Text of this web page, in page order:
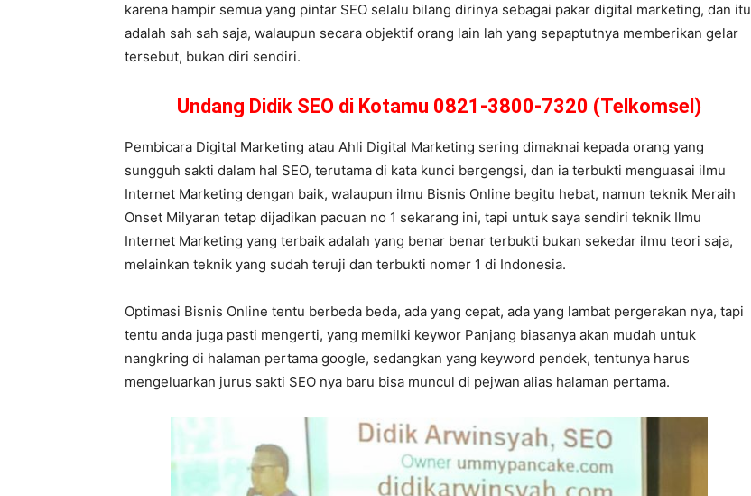
karena hampir semua yang pintar SEO selalu bilang dirinya sebagai pakar digital marketing, dan itu
adalah sah sah saja, walaupun secara objektif orang lain lah yang sepaptutnya memberikan gelar
tersebut, bukan diri sendiri.
Undang Didik SEO di Kotamu 0821-3800-7320 (Telkomsel)
Pembicara Digital Marketing atau Ahli Digital Marketing sering dimaknai kepada orang yang
sungguh sakti dalam hal SEO, terutama di kata kunci bergengsi, dan ia terbukti menguasai ilmu
Internet Marketing dengan baik, walaupun ilmu Bisnis Online begitu hebat, namun teknik Meraih
Onset Milyaran tetap dijadikan pacuan no 1 sekarang ini, tapi untuk saya sendiri teknik Ilmu
Internet Marketing yang terbaik adalah yang benar benar terbukti bukan sekedar ilmu teori saja,
melainkan teknik yang sudah teruji dan terbukti nomer 1 di Indonesia.
Optimasi Bisnis Online tentu berbeda beda, ada yang cepat, ada yang lambat pergerakan nya, tapi
tentu anda juga pasti mengerti, yang memilki keywor Panjang biasanya akan mudah untuk
nangkring di halaman pertama google, sedangkan yang keyword pendek, tentunya harus
mengeluarkan jurus sakti SEO nya baru bisa muncul di pejwan alias halaman pertama.